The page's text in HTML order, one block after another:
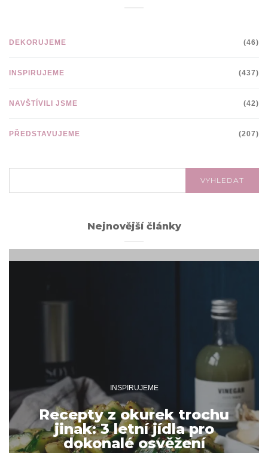
DEKORUJEME (46)
INSPIRUJEME (437)
NAVŠTÍVILI JSME (42)
PŘEDSTAVUJEME (207)
VYHLEDAT
Nejnovější články
INSPIRUJEME
Recepty z okurek trochu
jinak: 3 letní jídla pro
dokonalé osvěžení